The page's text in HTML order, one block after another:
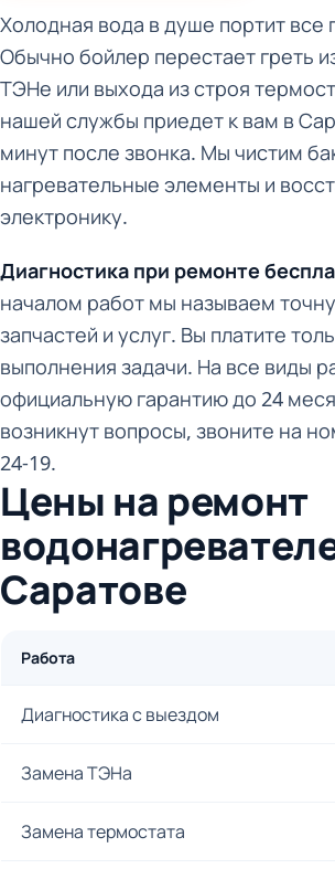
Холодная вода в душе портит все
Обычно бойлер перестает греть
ТЭНе или выхода из строя
нашей службы приедет к вам в
минут после звонка. Мы чистим
нагревательные элементы и
электронику.
Диагностика при ремонте
началом работ мы называем
запчастей и услуг. Вы платите
выполнения задачи. На все виды
официальную гарантию до 24
возникнут вопросы, звоните на
24-19.
Цены на ремонт
Саратове
Работа
Диагностика с выездом
Замена ТЭНа
Замена термостата